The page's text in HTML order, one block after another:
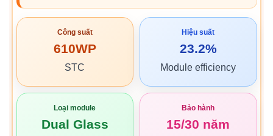
Công suất
610WP
STC
Hiệu suất
23.2%
Module efficiency
Loại module
Dual Glass
Bảo hành
15/30 năm